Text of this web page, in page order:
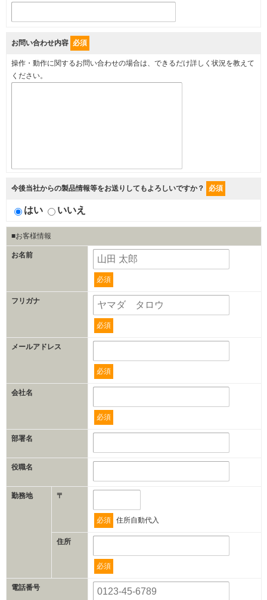
お問い合わせ内容 必須
操作・動作に関するお問い合わせの場合は、できるだけ詳しく状況を教えて
ください。
今後当社からの製品情報等をお送りしてもよろしいですか？ 必須
はい いいえ
■お客様情報
お名前
必須
フリガナ
必須
メールアドレス
必須
会社名
必須
部署名
役職名
勤務地 〒
必須 住所自動代入
住所
必須
電話番号